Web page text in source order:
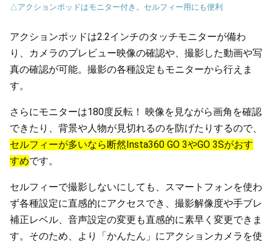
△アクションポッドはモニター付き。セルフィー用にも便利
アクションポッドは2.2インチのタッチモニターが備わ
り、カメラのプレビュー映像の確認や、撮影した動画や写
真の確認が可能。撮影の各種設定もモニターから行えま
す。
さらにモニターは180度反転！ 映像を見ながら画角を確認
できたり、背景や人物が見切れるのを防げたりするので、
セルフィーが多いなら断然Insta360 GO 3やGO 3Sがおす
すめです。
セルフィーで撮影しないにしても、スマートフォンを使わ
ず各種設定に直感的にアクセスでき、撮影解像度や手ブレ
補正レベル、音声設定の変更も直感的に素早く変更できま
す。そのため、より「かんたん」にアクションカメラを使